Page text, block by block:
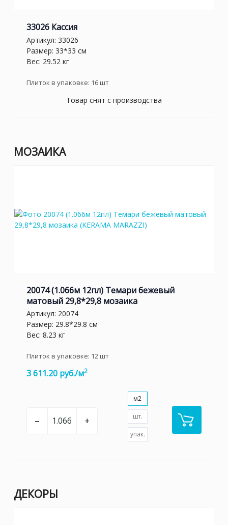
33026 Кассия
Артикул: 33026
Размер: 33*33 см
Вес: 29.52 кг
Плиток в упаковке: 16шт
Товар снят с производства
МОЗАИКА
20074 (1.066м 12пл) Темари бежевый
матовый 29,8*29,8 мозаика
Артикул: 20074
Размер: 29.8*29.8 см
Вес: 8.23 кг
Плиток в упаковке: 12шт
3 611.20 руб./м2
– +
м2
шт.
упак.
ДЕКОРЫ